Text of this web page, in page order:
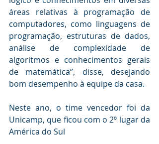
áreas relativas à programação de
computadores, como linguagens de
programação, estruturas de dados,
análise de complexidade de
algoritmos e conhecimentos gerais
de matemática”, disse, desejando
bom desempenho à equipe da casa.
Neste ano, o time vencedor foi da
Unicamp, que ficou com o 2º lugar da
América do Sul